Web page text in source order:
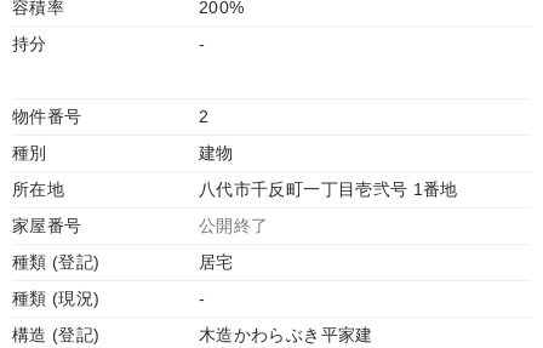
容積率
200%
持分
-
物件番号
2
種別
建物
所在地
八代市千反町一丁目壱弐号 1番地
家屋番号
公開終了
種類 (登記)
居宅
種類 (現況)
-
構造 (登記)
木造かわらぶき平家建